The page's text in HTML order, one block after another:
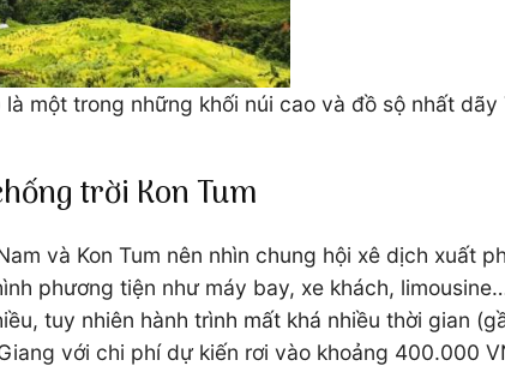
một trong những khối núi cao và đồ sộ nhất
trời Kon Tum
và Kon Tum nên nhìn chung hội xê dịch xuất
phương tiện như máy bay, xe khách,
tuy nhiên hành trình mất khá nhiều thời gian
với chi phí dự kiến rơi vào khoảng 400.000